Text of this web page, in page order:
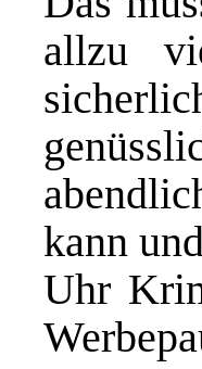
allzu
kann
Uhr